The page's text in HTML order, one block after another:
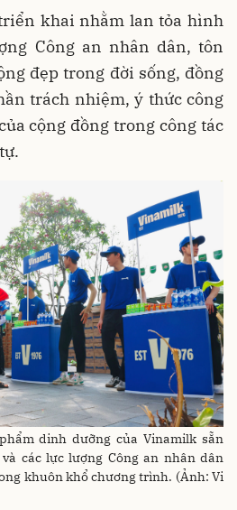
khai nhằm lan tỏa hình
Công an nhân dân, tôn
đẹp trong đời sống, đồng
trách nhiệm, ý thức công
cộng đồng trong công tác
dinh dưỡng của Vinamilk sẵn
các lực lượng Công an nhân dân
khuôn khổ chương trình. (Ảnh: Vi